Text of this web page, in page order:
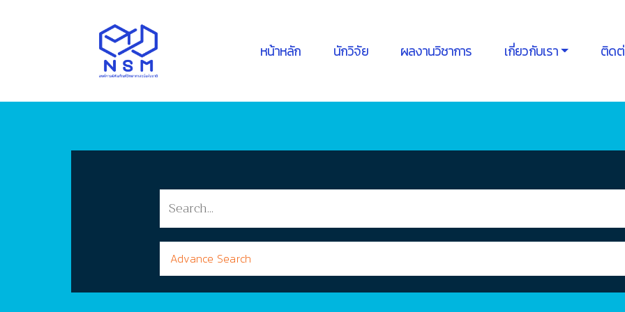
หน้าหลัก นักวิจัย ผลงานวิชาการ เกี่ยวกับเรา ติดต่
Advance Search